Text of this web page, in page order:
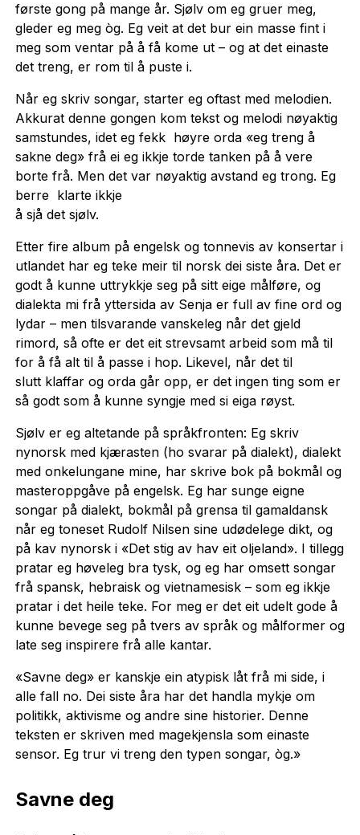
første gong på mange år. Sjølv om eg gruer meg,
gleder eg meg òg. Eg veit at det bur ein masse fint i
meg som ventar på å få kome ut – og at det einaste
det treng, er rom til å puste i.
Når eg skriv songar, starter eg oftast med melodien.
Akkurat denne gongen kom tekst og melodi nøyaktig
samstundes, idet eg fekk høyre orda «eg treng å
sakne deg» frå ei eg ikkje torde tanken på å vere
borte frå. Men det var nøyaktig avstand eg trong. Eg
berre klarte ikkje
å sjå det sjølv.
Etter fire album på engelsk og tonnevis av konsertar i
utlandet har eg teke meir til norsk dei siste åra. Det er
godt å kunne uttrykkje seg på sitt eige målføre, og
dialekta mi frå yttersida av Senja er full av fine ord og
lydar – men tilsvarande vanskeleg når det gjeld
rimord, så ofte er det eit strevsamt arbeid som må til
for å få alt til å passe i hop. Likevel, når det til
slutt klaffar og orda går opp, er det ingen ting som er
så godt som å kunne syngje med si eiga røyst.
Sjølv er eg altetande på språkfronten: Eg skriv
nynorsk med kjærasten (ho svarar på dialekt), dialekt
med onkelungane mine, har skrive bok på bokmål og
masteroppgåve på engelsk. Eg har sunge eigne
songar på dialekt, bokmål på grensa til gamaldansk
når eg toneset Rudolf Nilsen sine udødelege dikt, og
på kav nynorsk i «Det stig av hav eit oljeland». I tillegg
pratar eg høveleg bra tysk, og eg har omsett songar
frå spansk, hebraisk og vietnamesisk – som eg ikkje
pratar i det heile teke. For meg er det eit udelt gode å
kunne bevege seg på tvers av språk og målformer og
late seg inspirere frå alle kantar.
«Savne deg» er kanskje ein atypisk låt frå mi side, i
alle fall no. Dei siste åra har det handla mykje om
politikk, aktivisme og andre sine historier. Denne
teksten er skriven med magekjensla som einaste
sensor. Eg trur vi treng den typen songar, òg.»
Savne deg